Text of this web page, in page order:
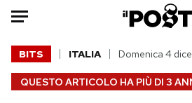
Auto
HOME
QUESTO ARTICOLO HA PIÙ DI 3
BITS ITALIA Domenica 4